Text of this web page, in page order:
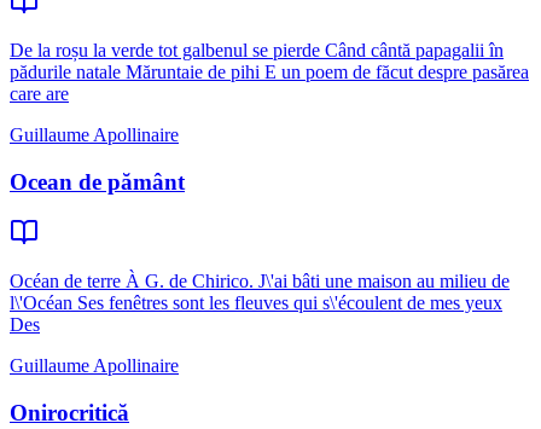
De la roșu la verde tot galbenul se pierde Când cântă papagalii în
pădurile natale Măruntaie de pihi E un poem de făcut despre pasărea
care are
Guillaume Apollinaire
Ocean de pământ
Océan de terre À G. de Chirico. J\'ai bâti une maison au milieu de
l\'Océan Ses fenêtres sont les fleuves qui s\'écoulent de mes yeux
Des
Guillaume Apollinaire
Onirocritică